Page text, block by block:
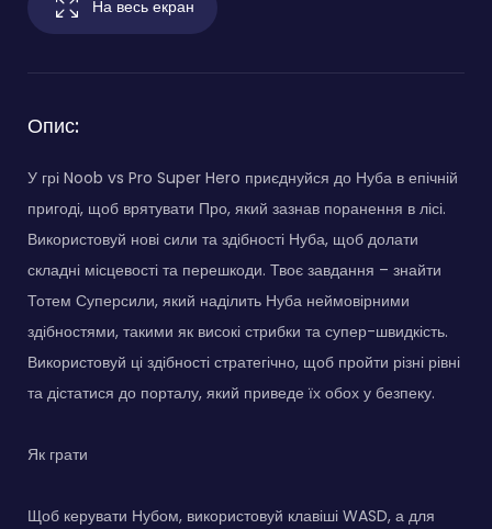
На весь екран
Опис:
У грі Noob vs Pro Super Hero приєднуйся до Нуба в епічній
пригоді, щоб врятувати Про, який зазнав поранення в лісі.
Використовуй нові сили та здібності Нуба, щоб долати
складні місцевості та перешкоди. Твоє завдання – знайти
Тотем Суперсили, який наділить Нуба неймовірними
здібностями, такими як високі стрибки та супер-швидкість.
Використовуй ці здібності стратегічно, щоб пройти різні рівні
та дістатися до порталу, який приведе їх обох у безпеку.
Як грати
Щоб керувати Нубом, використовуй клавіші WASD, а для